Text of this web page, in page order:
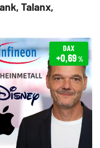
Talanx,
DAX
+0,69%